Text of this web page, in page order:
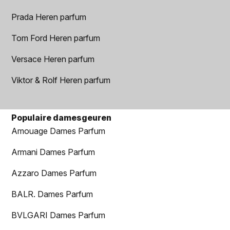
Prada Heren parfum
Tom Ford Heren parfum
Versace Heren parfum
Viktor & Rolf Heren parfum
Populaire damesgeuren
Amouage Dames Parfum
Armani Dames Parfum
Azzaro Dames Parfum
BALR. Dames Parfum
BVLGARI Dames Parfum